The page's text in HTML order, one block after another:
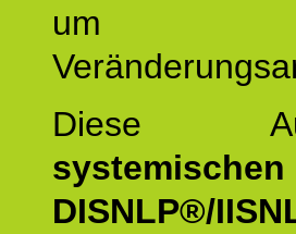
um
Diese
DISNLP®/